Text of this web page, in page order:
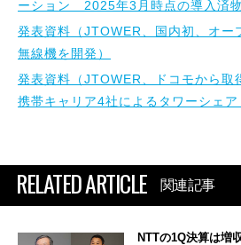
ーション 2025年3月時点の導入済
発表資料（JTOWER、国内初、オ
無線機を開発）
発表資料（JTOWER、ドコモから取
携帯キャリア4社によるタワーシェア
RELATED ARTICLE 関連記事
NTTの1Q決算は増